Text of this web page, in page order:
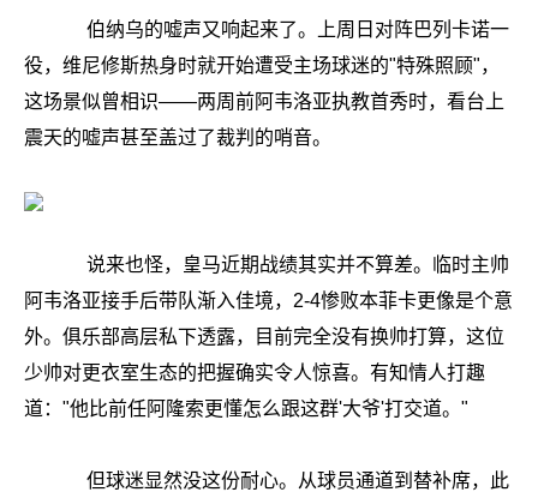
伯纳乌的嘘声又响起来了。上周日对阵巴列卡诺一
役，维尼修斯热身时就开始遭受主场球迷的"特殊照顾"，
这场景似曾相识——两周前阿韦洛亚执教首秀时，看台上
震天的嘘声甚至盖过了裁判的哨音。
说来也怪，皇马近期战绩其实并不算差。临时主帅
阿韦洛亚接手后带队渐入佳境，2-4惨败本菲卡更像是个意
外。俱乐部高层私下透露，目前完全没有换帅打算，这位
少帅对更衣室生态的把握确实令人惊喜。有知情人打趣
道："他比前任阿隆索更懂怎么跟这群'大爷'打交道。"
但球迷显然没这份耐心。从球员通道到替补席，此